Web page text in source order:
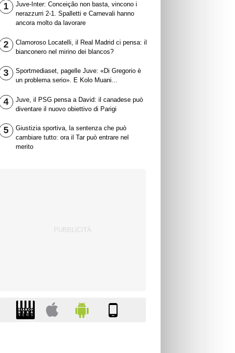
1
Juve-Inter: Conceição non basta, vincono i
nerazzurri 2-1. Spalletti e Carnevali hanno
ancora molto da lavorare
2
Clamoroso Locatelli, il Real Madrid ci pensa: il
bianconero nel mirino dei blancos?
3
Sportmediaset, pagelle Juve: «Di Gregorio è
un problema serio». E Kolo Muani...
4
Juve, il PSG pensa a David: il canadese può
diventare il nuovo obiettivo di Parigi
5
Giustizia sportiva, la sentenza che può
cambiare tutto: ora il Tar può entrare nel
merito